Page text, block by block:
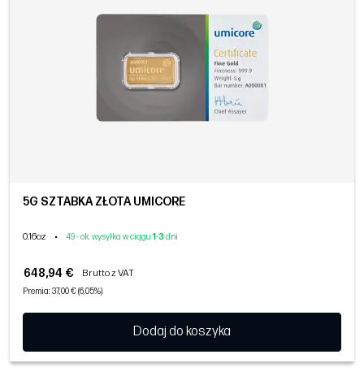
5G SZTABKA ZŁOTA UMICORE
0.16oz • 49 - ok. wysyłka w ciągu 1-3 dni
648,94 € Brutto z VAT
Premia: 37,00 € (6,05%)
Dodaj do koszyka